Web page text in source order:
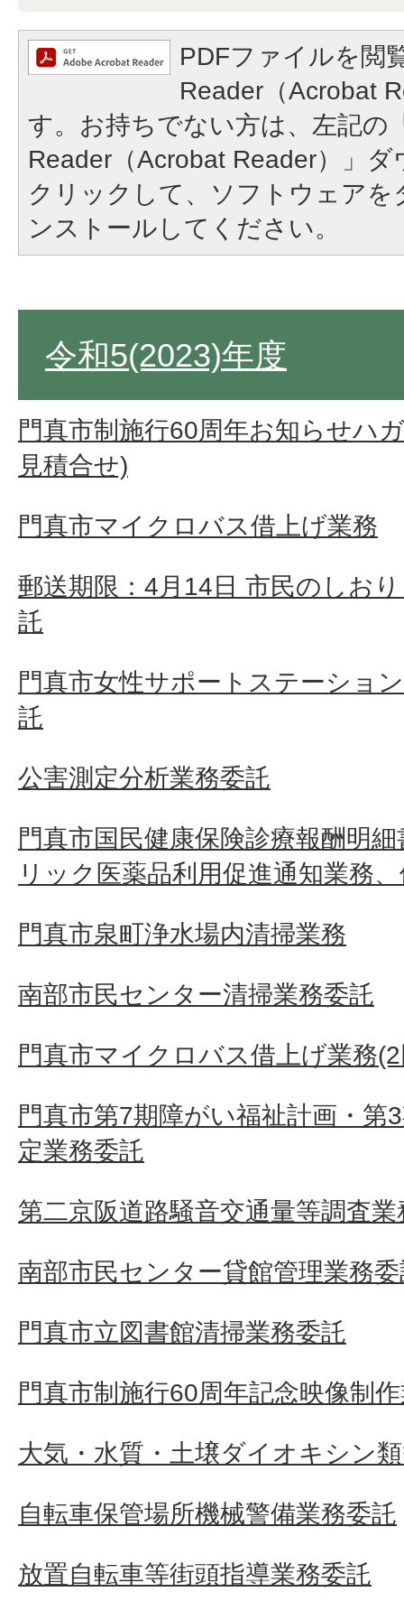
PDFファイルを閲
Reader（Acrobat
す。お持ちでない方は、左記の
Reader（Acrobat Reader）」
クリックして、ソフトウェア
ンストールしてください。
令和5(2023)年度
門真市制施行60周年お知らせハ
見積合せ)
門真市マイクロバス借上げ業務
郵送期限：4月14日 市民のしお
託
門真市女性サポートステーショ
託
公害測定分析業務委託
門真市国民健康保険診療報酬明
リック医薬品利用促進通知業務
門真市泉町浄水場内清掃業務
南部市民センター清掃業務委託
門真市マイクロバス借上げ業務
門真市第7期障がい福祉計画・第
定業務委託
第二京阪道路騒音交通量等調査業
南部市民センター貸館管理業務
門真市立図書館清掃業務委託
門真市制施行60周年記念映像制
大気・水質・土壌ダイオキシン
自転車保管場所機械警備業務委託
放置自転車等街頭指導業務委託